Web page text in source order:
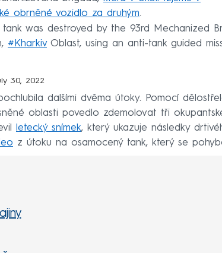
obrněné vozidlo za druhým.
tank was destroyed by the 93rd Mechanized
#KharkivOblast, using an anti-tank guided
30, 2022
dalšími dvěma útoky. Pomocí
oblasti povedlo zdemolovat tři
letecký snímek, který ukazuje následky
z útoku na osamocený tank, který se